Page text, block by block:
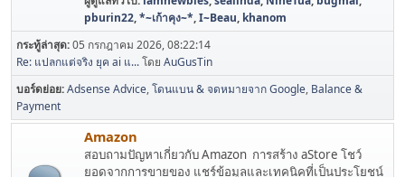
pburin22,*~เก้าคุง~*,I~Beau, khanom
กระทู้ล่าสุด:05 กรกฎาคม 2026, 08:22:14
Re: แปลกแต่จริง ยุค ai แ...โดย AuGusTin
บอร์ดย่อย Adsense Advice โดนแบน & จดหมายจาก Google Balance &
Payment
Amazon
สอบถามปัญหาเกี่ยวกับ Amazon การสร้าง aStore โชว์
ยอดจากการขายของ แชร์ข้อมูลและเทคนิคที่เป็นประโยชน์